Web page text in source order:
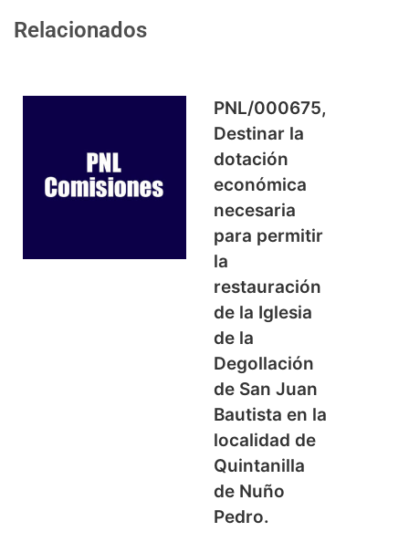
Relacionados
PNL/000675,
Destinar la
dotación
económica
necesaria
para permitir
la
restauración
de la Iglesia
de la
Degollación
de San Juan
Bautista en la
localidad de
Quintanilla
de Nuño
Pedro.